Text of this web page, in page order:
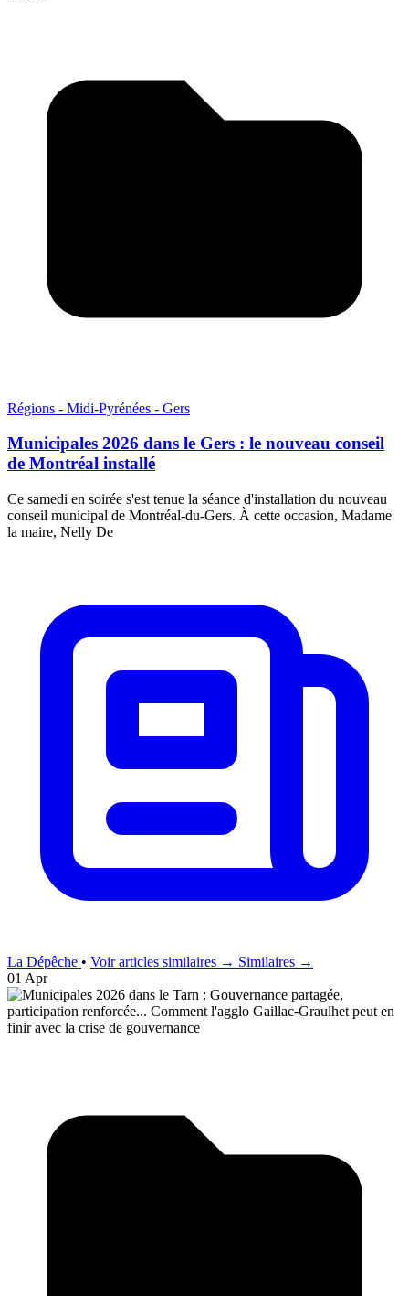
Régions - Midi-Pyrénées - Gers
Municipales 2026 dans le Gers : le nouveau conseil
de Montréal installé
Ce samedi en soirée s'est tenue la séance d'installation du nouveau
conseil municipal de Montréal-du-Gers. À cette occasion, Madame
la maire, Nelly De
La Dépêche • Voir articles similaires → Similaires →
01 Apr